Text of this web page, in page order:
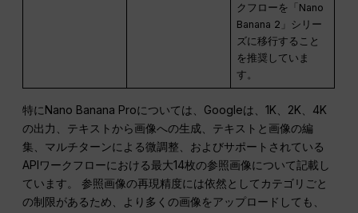
クフローを「Nano
Banana 2」シリー
ズに移行すること
を推奨していま
す。
特にNano Banana Proについては、Googleは、1K、2K、4K
の出力、テキストから画像への生成、テキストと画像の編
集、マルチターンによる微調整、およびサポートされている
APIワークフローにおける最大14枚の参照画像について記載し
ています。 参照画像の再現精度には依然としてカテゴリごと
の制限があるため、より多くの画像をアップロードしても、